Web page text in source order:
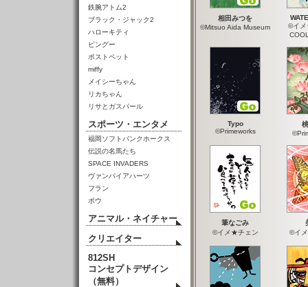
相田みつを
©Mitsuo Aida Museum
©イ
Typo
©Primeworks
筆なごみ
©イメ★チェン
©イ
鉄腕アトム2
ブラック・ジャック2
ハローキティ
ピングー
ポストペット
miffy
メイシーちゃん
リカちゃん
リサとガスパール
スポーツ・エンタメ
福岡ソフトバンクホークス
伝説の名馬たち
SPACE INVADERS
ヴァンパイアハーツ
フラン
ポウ
アニマル・ネイチャー
クリエイター
812SH
コンセプトデザイン
（無料）